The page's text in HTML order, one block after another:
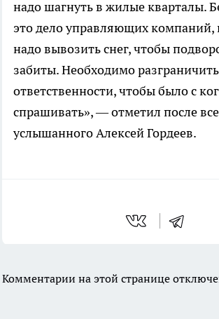
надо шагнуть в жилые кварталы.
это дело управляющих компаний,
надо вывозить снег, чтобы
забиты. Необходимо
ответственности, чтобы было с
спрашивать», — отметил после
услышанного Алексей Гордеев.
Комментарии на этой странице